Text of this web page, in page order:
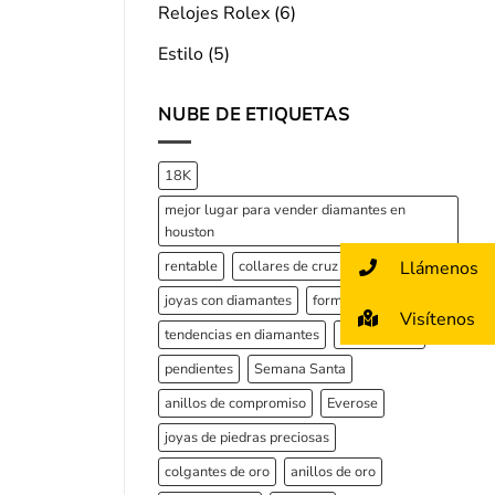
Relojes Rolex (6)
Estilo (5)
NUBE DE ETIQUETAS
18K
mejor lugar para vender diamantes en
houston
rentable
collares de cruz
corte en cojín
joyas con diamantes
formas de diamante
tendencias en diamantes
pendientes
Semana Santa
anillos de compromiso
Everose
joyas de piedras preciosas
colgantes de oro
anillos de oro
Llámenos
Visítenos